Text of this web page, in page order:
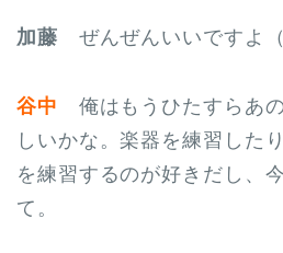
加藤 ぜんぜんいいですよ（
谷中 俺はもうひたすらあ
しいかな。楽器を練習した
を練習するのが好きだし、
て。